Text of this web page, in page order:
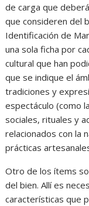
de carga que
que consideren del
Identificación de
una sola ficha por
cultural que han
que se indique el
tradiciones y
espectáculo (como
sociales, rituales y
relacionados con la
prácticas
Otro de los ítems
del bien. Allí es
características que